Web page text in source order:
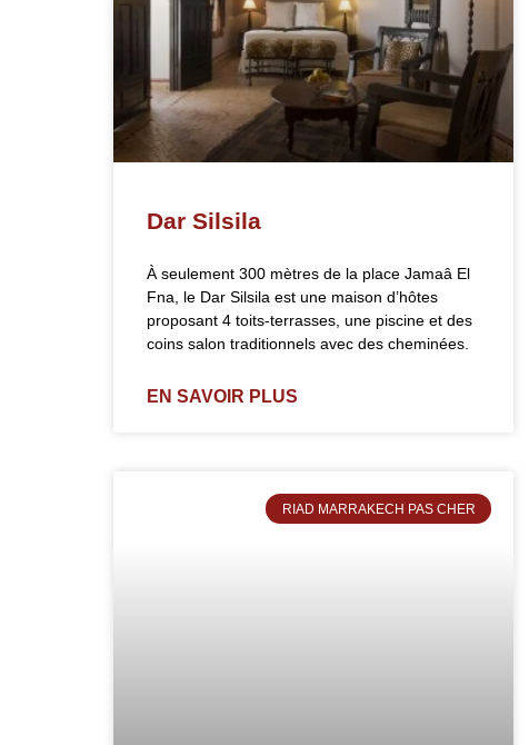
Dar Silsila
À seulement 300 mètres de la place Jamaâ El
Fna, le Dar Silsila est une maison d’hôtes
proposant 4 toits-terrasses, une piscine et des
coins salon traditionnels avec des cheminées.
EN SAVOIR PLUS
RIAD MARRAKECH PAS CHER